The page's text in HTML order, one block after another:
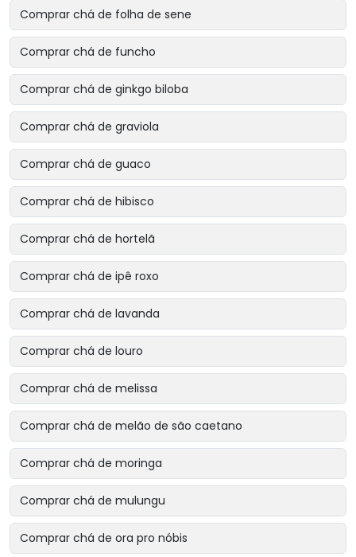
Comprar chá de folha de sene
Comprar chá de funcho
Comprar chá de ginkgo biloba
Comprar chá de graviola
Comprar chá de guaco
Comprar chá de hibisco
Comprar chá de hortelã
Comprar chá de ipê roxo
Comprar chá de lavanda
Comprar chá de louro
Comprar chá de melissa
Comprar chá de melão de são caetano
Comprar chá de moringa
Comprar chá de mulungu
Comprar chá de ora pro nóbis